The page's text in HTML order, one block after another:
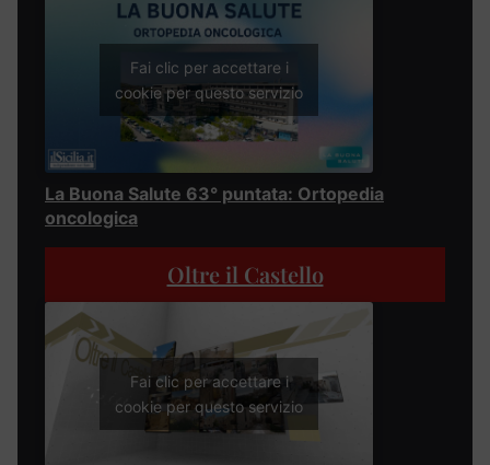
Fai clic per accettare i
cookie per questo servizio
La Buona Salute 63° puntata: Ortopedia
oncologica
Oltre il Castello
Fai clic per accettare i
cookie per questo servizio